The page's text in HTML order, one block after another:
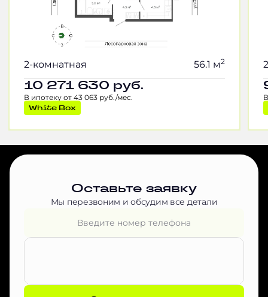
2-комнатная 56.1 м2
10 271 630 руб.
В ипотеку от 43 063 руб./мес.
White Box
Оставьте заявку
Мы перезвоним и обсудим все детали